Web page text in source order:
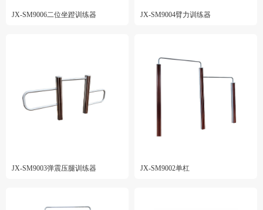
JX-SM9006二位坐蹬训练器 JX-SM9004臂力训练器
JX-SM9003弹震压腿训练器 JX-SM9002单杠